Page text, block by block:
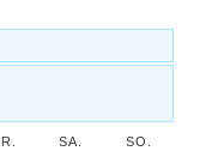
SA. SO.